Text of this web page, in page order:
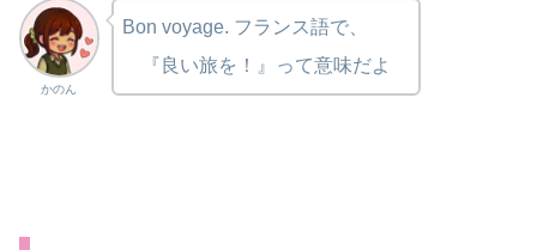
かのん
Bon voyage. フランス語で、
『良い旅を！』って意味だよ